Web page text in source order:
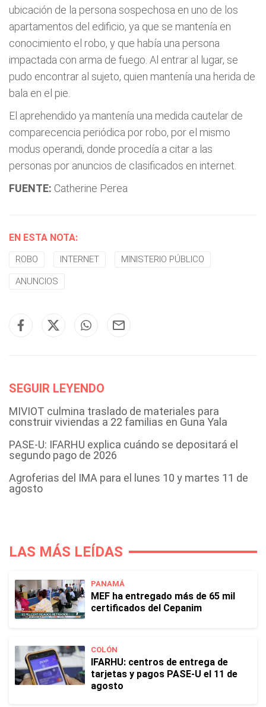
ubicación de la persona sospechosa en uno de los
apartamentos del edificio, ya que se mantenía en
conocimiento el robo, y que había una persona
impactada con arma de fuego. Al entrar al lugar, se
pudo encontrar al sujeto, quien mantenía una herida de
bala en el pie.
El aprehendido ya mantenía una medida cautelar de
comparecencia periódica por robo, por el mismo
modus operandi, donde procedía a citar a las
personas por anuncios de clasificados en internet.
FUENTE: Catherine Perea
EN ESTA NOTA:
ROBO INTERNET MINISTERIO PÚBLICO
ANUNCIOS
SEGUIR LEYENDO
MIVIOT culmina traslado de materiales para
construir viviendas a 22 familias en Guna Yala
PASE-U: IFARHU explica cuándo se depositará el
segundo pago de 2026
Agroferias del IMA para el lunes 10 y martes 11 de
agosto
LAS MÁS LEÍDAS
PANAMÁ
MEF ha entregado más de 65 mil
certificados del Cepanim
COLÓN
IFARHU: centros de entrega de
tarjetas y pagos PASE-U el 11 de
agosto